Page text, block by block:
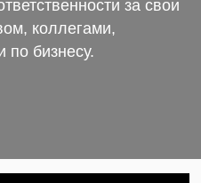
за свои
коллегами,
по бизнесу.